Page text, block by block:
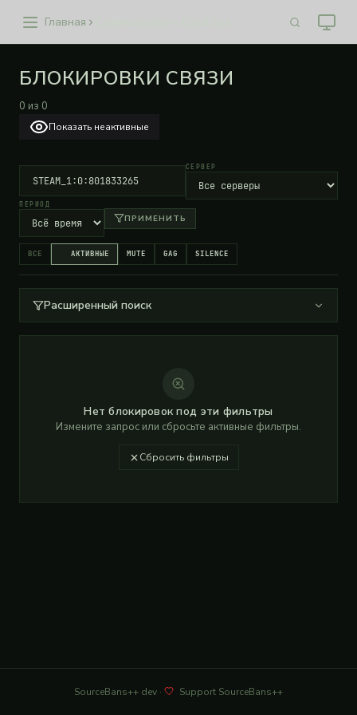
Главная
БЛОКИРОВКИ СВЯЗИ
0 из 0
Показать неактивные
СЕРВЕР
ПЕРИОД
ПРИМЕНИТЬ
ВСЕ АКТИВНЫЕ MUTE GAG SILENCE
Расширенный поиск
Нет блокировок под эти фильтры
Измените запрос или сбросьте активные фильтры.
Сбросить фильтры
SourceBans++dev · Support SourceBans++